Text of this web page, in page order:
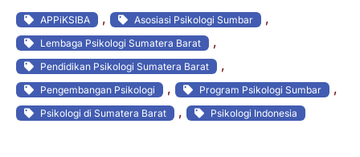
APPiKSIBA , Asosiasi Psikologi Sumbar ,
Lembaga Psikologi Sumatera Barat ,
Pendidikan Psikologi Sumatera Barat ,
Pengembangan Psikologi , Program Psikologi Sumbar ,
Psikologi di Sumatera Barat , Psikologi Indonesia